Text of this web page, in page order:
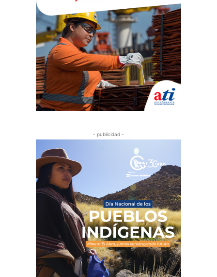
- publicidad -